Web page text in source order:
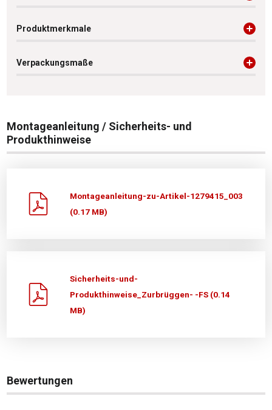
Produktmerkmale
Verpackungsmaße
Montageanleitung / Sicherheits- und
Produkthinweise
Montageanleitung-zu-Artikel-1279415_003
(0.17 MB)
Sicherheits-und-
Produkthinweise_Zurbrüggen- -FS (0.14
MB)
Bewertungen